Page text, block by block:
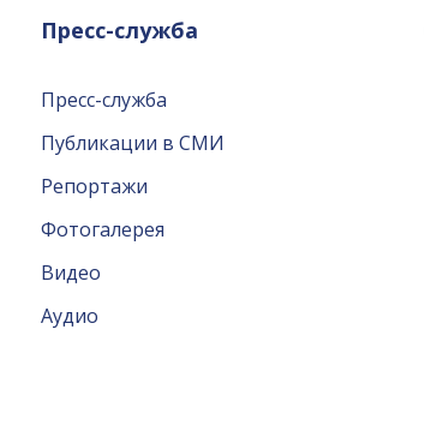
Пресс-служба
Пресс-служба
Публикации в СМИ
Репортажи
Фотогалерея
Видео
Аудио